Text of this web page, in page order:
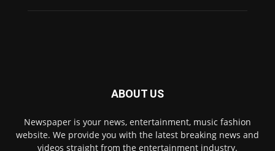
ABOUT US
Newspaper is your news, entertainment, music fashion
website. We provide you with the latest breaking news and
videos straight from the entertainment industry.